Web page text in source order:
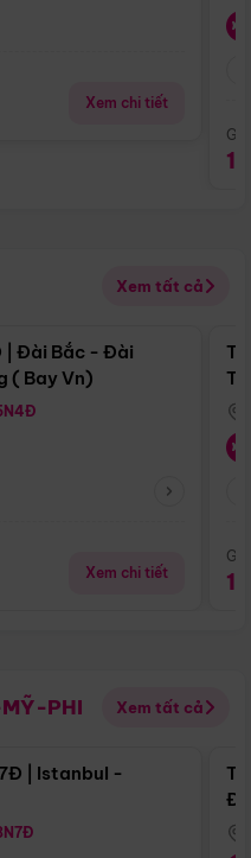
Xem chi tiết
Xem tất cả
Điểm nổi bật
| Đài Bắc - Đài
( Bay Vn)
Xem chi tiết
PHI Xem tất cả
Điểm nổi bật
| Istanbul -